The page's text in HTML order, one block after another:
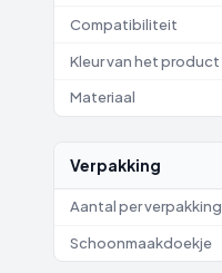
Compatibiliteit
Kleur van het product
Materiaal
Verpakking
Aantal per verpakking
Schoonmaakdoekje